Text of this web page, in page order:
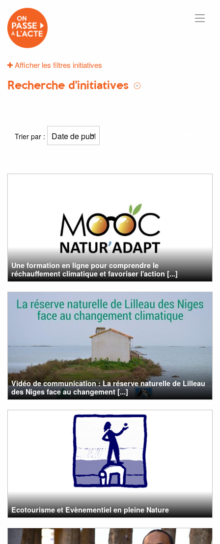
Afficher les filtres initiatives
Recherche d'initiatives
Trier par :
Une formation en ligne pour comprendre le
réchauffement climatique et favoriser l'action [...]
Vidéo de communication : La réserve naturelle de Lilleau
des Niges face au changement [...]
Ecotourisme et Evènementiel en pleine Nature